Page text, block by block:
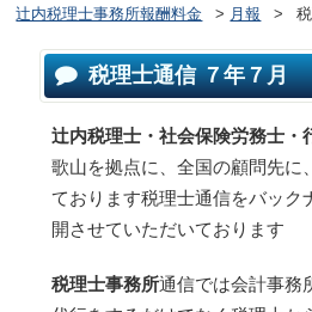
辻内税理士事務所報酬料金 > 月報 >
税理士通信 ７年７月
辻内税理士・社会保険労務士・
歌山を拠点に、全国の顧問先に
ております税理士通信をバック
開させていただいております
税理士事務所通信では会計事務